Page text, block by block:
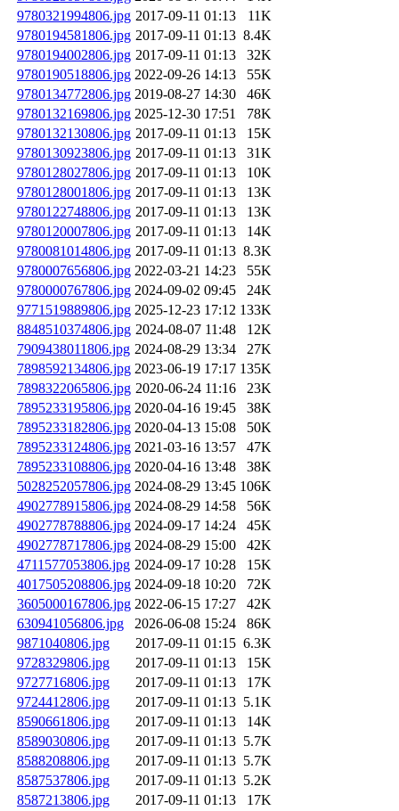
9780321994806.jpg 2017-09-11 01:13
11K
9780194581806.jpg 2017-09-11 01:13 8.4K
9780194002806.jpg 2017-09-11 01:13
32K
9780190518806.jpg 2022-09-26 14:13
55K
9780134772806.jpg 2019-08-27 14:30
46K
9780132169806.jpg 2025-12-30 17:51
78K
9780132130806.jpg 2017-09-11 01:13
15K
9780130923806.jpg 2017-09-11 01:13
31K
9780128027806.jpg 2017-09-11 01:13
10K
9780128001806.jpg 2017-09-11 01:13
13K
9780122748806.jpg 2017-09-11 01:13
13K
9780120007806.jpg 2017-09-11 01:13
14K
9780081014806.jpg 2017-09-11 01:13 8.3K
9780007656806.jpg 2022-03-21 14:23
55K
9780000767806.jpg 2024-09-02 09:45
24K
9771519889806.jpg 2025-12-23 17:12 133K
8848510374806.jpg 2024-08-07 11:48
12K
7909438011806.jpg 2024-08-29 13:34
27K
7898592134806.jpg 2023-06-19 17:17 135K
7898322065806.jpg 2020-06-24 11:16
23K
7895233195806.jpg 2020-04-16 19:45
38K
7895233182806.jpg 2020-04-13 15:08
50K
7895233124806.jpg 2021-03-16 13:57
47K
7895233108806.jpg 2020-04-16 13:48
38K
5028252057806.jpg 2024-08-29 13:45 106K
4902778915806.jpg 2024-08-29 14:58
56K
4902778788806.jpg 2024-09-17 14:24
45K
4902778717806.jpg 2024-08-29 15:00
42K
4711577053806.jpg 2024-09-17 10:28
15K
4017505208806.jpg 2024-09-18 10:20
72K
3605000167806.jpg 2022-06-15 17:27
42K
630941056806.jpg
2026-06-08 15:24
86K
9871040806.jpg
2017-09-11 01:15 6.3K
9728329806.jpg
2017-09-11 01:13
15K
9727716806.jpg
2017-09-11 01:13
17K
9724412806.jpg
2017-09-11 01:13 5.1K
8590661806.jpg
2017-09-11 01:13
14K
8589030806.jpg
2017-09-11 01:13 5.7K
8588208806.jpg
2017-09-11 01:13 5.7K
8587537806.jpg
2017-09-11 01:13 5.2K
8587213806.jpg
2017-09-11 01:13
17K